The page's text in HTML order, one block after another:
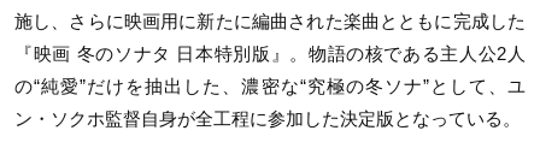
施し、さらに映画用に新たに編曲された楽曲とともに完成した
『映画 冬のソナタ 日本特別版』。物語の核である主人公2人
の“純愛”だけを抽出した、濃密な“究極の冬ソナ”として、ユ
ン・ソクホ監督自身が全工程に参加した決定版となっている。